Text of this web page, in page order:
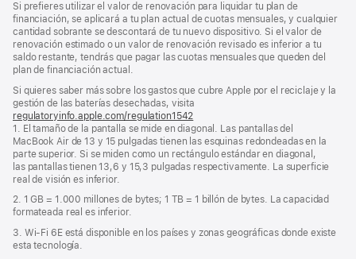
Si prefieres utilizar el valor de renovación para liquidar tu plan de
financiación, se aplicará a tu plan actual de cuotas mensuales, y cualquier
cantidad sobrante se descontará de tu nuevo dispositivo. Si el valor de
renovación estimado o un valor de renovación revisado es inferior a tu
saldo restante, tendrás que pagar las cuotas mensuales que queden del
plan de financiación actual.
Si quieres saber más sobre los gastos que cubre Apple por el reciclaje y la
gestión de las baterías desechadas, visita
regulatoryinfo.apple.com/regulation1542
abre
en
una
ventana
1. El tamaño de la pantalla se mide en diagonal. Las pantallas del
MacBook Air de 13 y 15 pulgadas tienen las esquinas redondeadas en la
parte superior. Si se miden como un rectángulo estándar en diagonal,
las pantallas tienen 13,6 y 15,3 pulgadas respectivamente. La superficie
real de visión es inferior.
2. 1 GB = 1.000 millones de bytes; 1 TB = 1 billón de bytes. La capacidad
formateada real es inferior.
3. Wi‑Fi 6E está disponible en los países y zonas geográficas donde existe
esta tecnología.